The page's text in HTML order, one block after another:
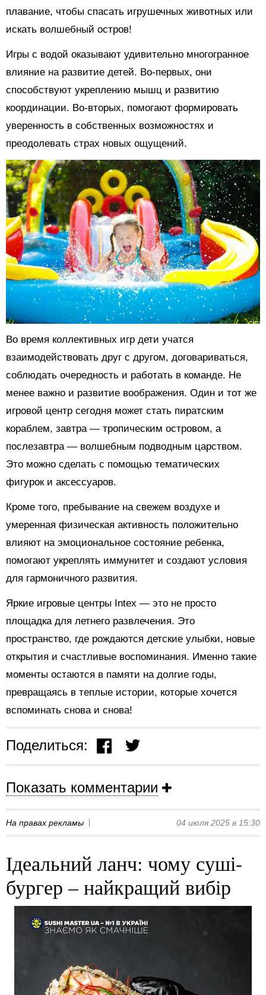
плавание, чтобы спасать игрушечных животных или
искать волшебный остров!
Игры с водой оказывают удивительно многогранное
влияние на развитие детей. Во-первых, они
способствуют укреплению мышц и развитию
координации. Во-вторых, помогают формировать
уверенность в собственных возможностях и
преодолевать страх новых ощущений.
Во время коллективных игр дети учатся
взаимодействовать друг с другом, договариваться,
соблюдать очередность и работать в команде. Не
менее важно и развитие воображения. Один и тот же
игровой центр сегодня может стать пиратским
кораблем, завтра — тропическим островом, а
послезавтра — волшебным подводным царством.
Это можно сделать с помощью тематических
фигурок и аксессуаров.
Кроме того, пребывание на свежем воздухе и
умеренная физическая активность положительно
влияют на эмоциональное состояние ребенка,
помогают укреплять иммунитет и создают условия
для гармоничного развития.
Яркие игровые центры Intex — это не просто
площадка для летнего развлечения. Это
пространство, где рождаются детские улыбки, новые
открытия и счастливые воспоминания. Именно такие
моменты остаются в памяти на долгие годы,
превращаясь в теплые истории, которые хочется
вспоминать снова и снова!
Поделиться:
Показать комментарии
На правах рекламы 04 июля 2025 в 15:30
Ідеальний ланч: чому суші-
бургер – найкращий вибір